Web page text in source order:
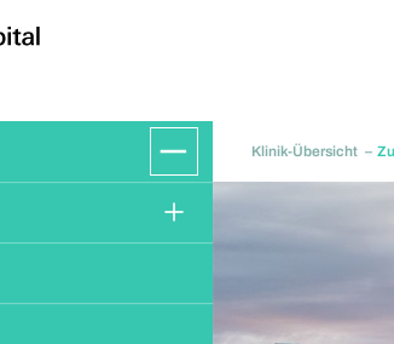
Klinik-Übersicht